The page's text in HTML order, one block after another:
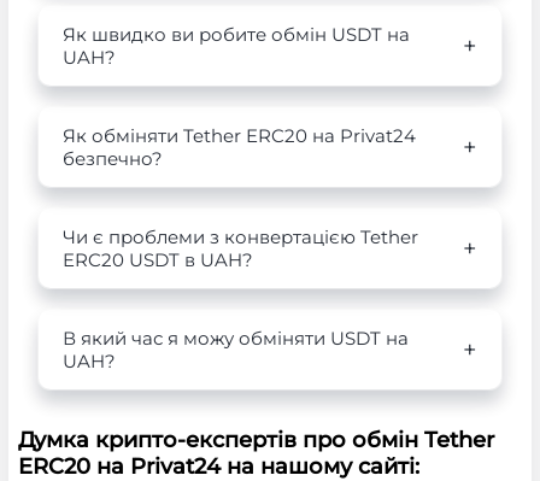
Як швидко ви робите обмін USDT на
UAH?
Як обміняти Tether ERC20 на Privat24
безпечно?
Чи є проблеми з конвертацією Tether
ERC20 USDT в UAH?
В який час я можу обміняти USDT на
UAH?
Думка крипто-експертів про обмін Tether
ERC20 на Privat24 на нашому сайті: